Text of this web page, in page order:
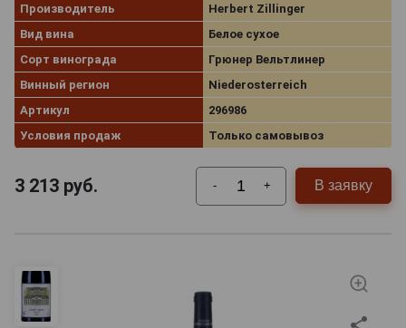
Производитель
Herbert Zillinger
Вид вина
Белое сухое
Сорт винограда
Грюнер Вельтлинер
Винный регион
Niederosterreich
Артикул
296986
Условия продаж
Только самовывоз
3 213 руб. - + В заявку